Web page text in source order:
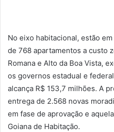
No eixo habitacional, estão
de 768 apartamentos a custo
Romana e Alto da Boa Vista,
os governos estadual e
alcança R$ 153,7 milhões. A
entrega de 2.568 novas
em fase de aprovação e
Goiana de Habitação.